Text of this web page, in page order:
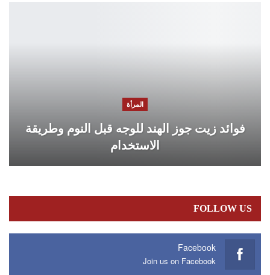
المرأة
فوائد زيت جوز الهند للوجه قبل النوم وطريقة
الاستخدام
FOLLOW US
Facebook
Join us on Facebook